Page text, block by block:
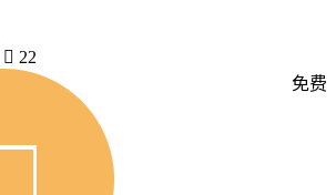
 22
免费